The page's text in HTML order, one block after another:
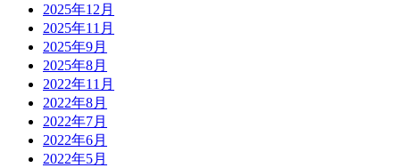
2025年12月
2025年11月
2025年9月
2025年8月
2022年11月
2022年8月
2022年7月
2022年6月
2022年5月